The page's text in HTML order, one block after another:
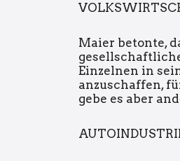
Maier betonte,
Einzelnen in
anzuschaffen,
gebe es aber